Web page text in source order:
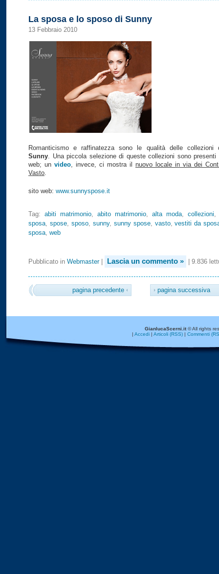
La sposa e lo sposo di Sunny
13 Febbraio 2010
Romanticismo e raffinatezza sono le qualità delle collezioni
Sunny . Una piccola selezione di queste collezioni sono
web; un video , invece, ci mostra il nuovo locale in via dei
Vasto
sito web: www.sunnyspose.it
Tag: abiti matrimonio abito matrimonio alta moda collezioni
sposa
spose, sposo, sunny, sunny spose, vasto,vestiti da
sposa web
Pubblicato in Webmaster| Lascia un commento » | 9.836
pagina precedente pagina successiva
GianlucaScerni.it© All rights
| Accedi| Articoli (RSS)| Commenti